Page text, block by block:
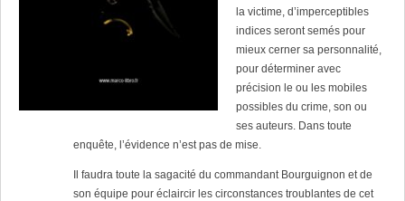
la victime, d’imperceptibles
indices seront semés pour
mieux cerner sa personnalité,
pour déterminer avec
précision le ou les mobiles
possibles du crime, son ou
ses auteurs. Dans toute
enquête, l’évidence n’est pas de mise.
Il faudra toute la sagacité du commandant Bourguignon et de
son équipe pour éclaircir les circonstances troublantes de cet